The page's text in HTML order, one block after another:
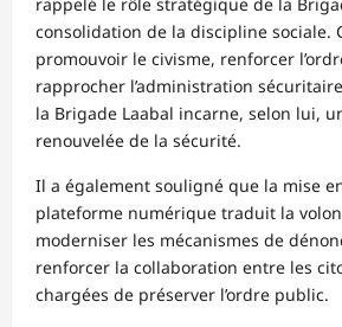
consolidation de la discipline sociale.
promouvoir le civisme, renforcer
rapprocher l’administration
la Brigade Laabal incarne, selon lui,
renouvelée de la sécurité.
Il a également souligné que la mise
plateforme numérique traduit la
moderniser les mécanismes de
renforcer la collaboration entre les
chargées de préserver l’ordre public.